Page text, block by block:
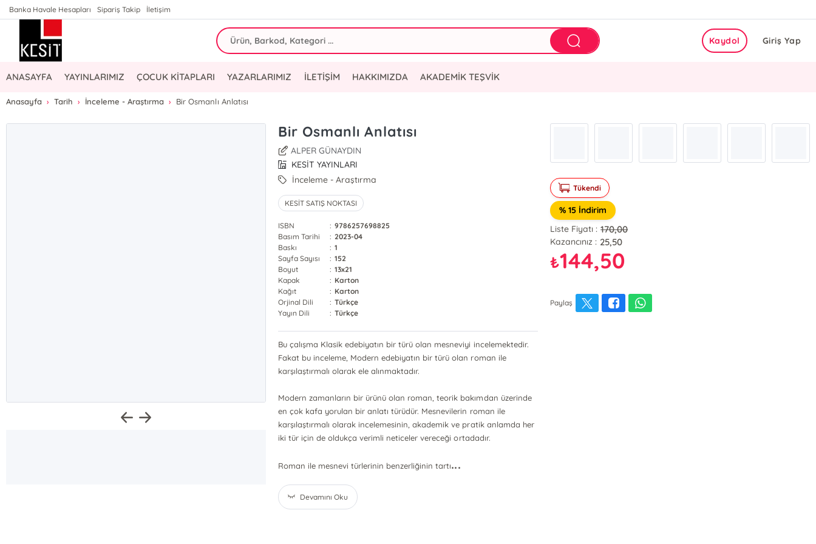
Banka Havale Hesapları Sipariş Takip İletişim
Giriş Yap
Kaydol
ANASAYFA YAYINLARIMIZ ÇOCUK KİTAPLARI YAZARLARIMIZ İLETİŞİM HAKKIMIZDA AKADEMİK TEŞVİK
Anasayfa Tarih İnceleme - Araştırma Bir Osmanlı Anlatısı
Bir Osmanlı Anlatısı
ALPER GÜNAYDIN
KESİT YAYINLARI
İnceleme - Araştırma
KESİT SATIŞ NOKTASI
ISBN : 9786257698825
Basım Tarihi
: 2023-04
Baskı
: 1
Sayfa Sayısı
: 152
Boyut
: 13x21
Kapak
: Karton
Kağıt
: Karton
Orjinal Dili
: Türkçe
Yayın Dili
: Türkçe
Bu çalışma Klasik edebiyatın bir türü olan mesneviyi incelemektedir.
Fakat bu inceleme, Modern edebiyatın bir türü olan roman ile
karşılaştırmalı olarak ele alınmaktadır.
Modern zamanların bir ürünü olan roman, teorik bakımdan üzerinde
en çok kafa yorulan bir anlatı türüdür. Mesnevilerin roman ile
karşılaştırmalı olarak incelemesinin, akademik ve pratik anlamda her
iki tür için de oldukça verimli neticeler vereceği ortadadır.
Roman ile mesnevi türlerinin benzerliğinin tartı...
Devamını Oku
Tükendi
% 15 İndirim
Liste Fiyatı : 170,00
Kazancınız : 25,50
₺144,50
Paylaş